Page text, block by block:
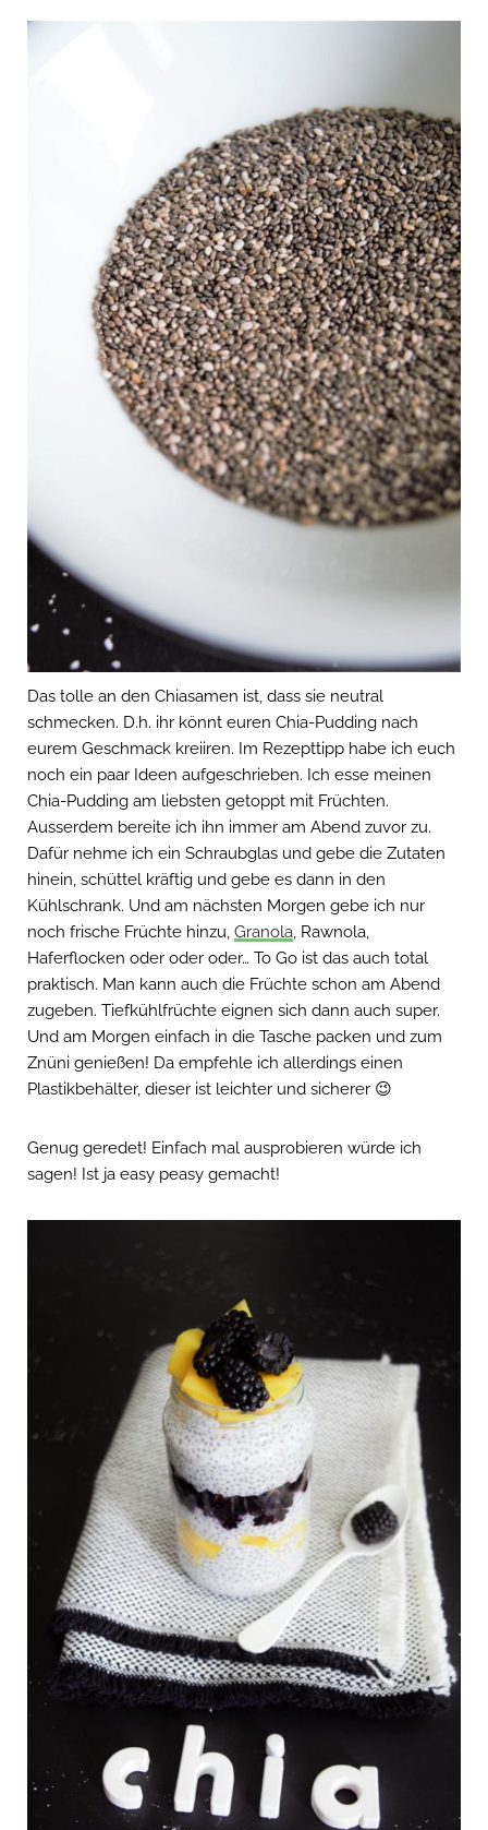
Das tolle an den Chiasamen ist, dass sie neutral
schmecken. D.h. ihr könnt euren Chia-Pudding nach
eurem Geschmack kreiiren. Im Rezepttipp habe ich euch
noch ein paar Ideen aufgeschrieben. Ich esse meinen
Chia-Pudding am liebsten getoppt mit Früchten.
Ausserdem bereite ich ihn immer am Abend zuvor zu.
Dafür nehme ich ein Schraubglas und gebe die Zutaten
hinein, schüttel kräftig und gebe es dann in den
Kühlschrank. Und am nächsten Morgen gebe ich nur
noch frische Früchte hinzu, Granola, Rawnola,
Haferflocken oder oder oder… To Go ist das auch total
praktisch. Man kann auch die Früchte schon am Abend
zugeben. Tiefkühlfrüchte eignen sich dann auch super.
Und am Morgen einfach in die Tasche packen und zum
Znüni genießen! Da empfehle ich allerdings einen
Plastikbehälter, dieser ist leichter und sicherer 😉
Genug geredet! Einfach mal ausprobieren würde ich
sagen! Ist ja easy peasy gemacht!